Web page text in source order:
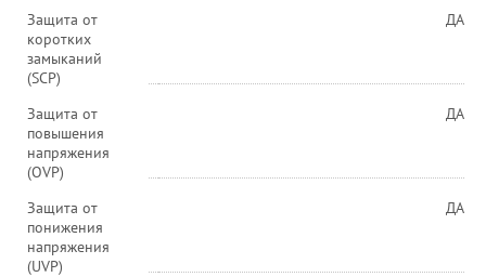
Защита от
коротких
замыканий
(SCP)
ДА
Защита от
повышения
напряжения
(OVP)
ДА
Защита от
понижения
напряжения
(UVP)
ДА